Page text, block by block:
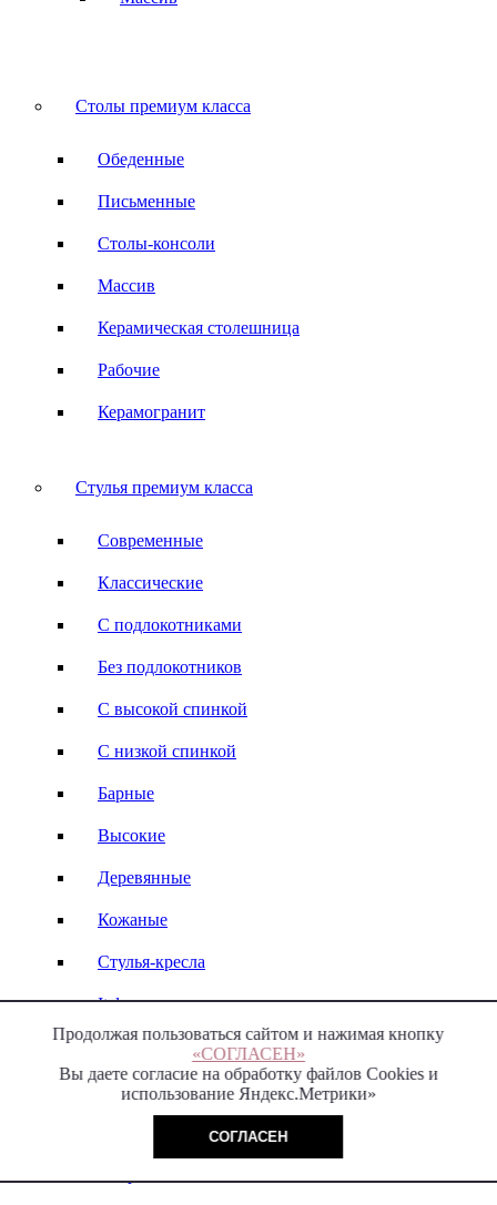
Продолжая пользоваться сайтом и нажимая кнопку
«СОГЛАСЕН»
Вы даете согласие на обработку файлов Cookies и
использование Яндекс.Метрики»
СОГЛАСЕН
Столы премиум класса
Обеденные
Письменные
Столы-консоли
Массив
Керамическая столешница
Рабочие
Керамогранит
Стулья премиум класса
Современные
Классические
С подлокотниками
Без подлокотников
С высокой спинкой
С низкой спинкой
Барные
Высокие
Деревянные
Кожаные
Стулья-кресла
Italy
Модерн
Пуфы и банкетки